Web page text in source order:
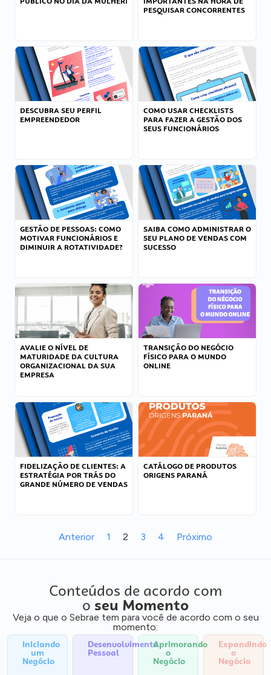
PESQUISAR CONCORRENTES
DESCUBRA SEU PERFIL
EMPREENDEDOR
COMO USAR CHECKLISTS
PARA FAZER A GESTÃO DOS
SEUS FUNCIONÁRIOS
GESTÃO DE PESSOAS: COMO
MOTIVAR FUNCIONÁRIOS E
DIMINUIR A ROTATIVIDADE?
SAIBA COMO ADMINISTRAR O
SEU PLANO DE VENDAS COM
SUCESSO
AVALIE O NÍVEL DE
MATURIDADE DA CULTURA
ORGANIZACIONAL DA SUA
EMPRESA
TRANSIÇÃO DO NEGÓCIO
FÍSICO PARA O MUNDO
ONLINE
FIDELIZAÇÃO DE CLIENTES: A
ESTRATÉGIA POR TRÁS DO
GRANDE NÚMERO DE VENDAS
CATÁLOGO DE PRODUTOS
ORIGENS PARANÁ
Anterior 1 2 3 4 Próximo
Conteúdos de acordo com
o seu Momento
Veja o que o Sebrae tem para você de acordo com o seu
momento:
Iniciando
um
Negócio
Desenvolvimento
Pessoal
Aprimorando
o
Negócio
Expandindo
o
Negócio